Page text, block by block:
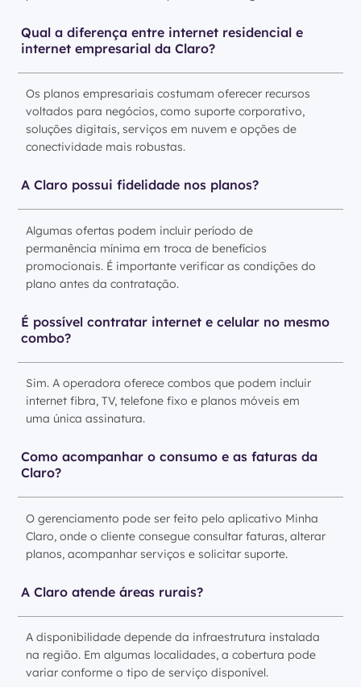
Qual a diferença entre internet residencial e
internet empresarial da Claro?
Os planos empresariais costumam oferecer recursos
voltados para negócios, como suporte corporativo,
soluções digitais, serviços em nuvem e opções de
conectividade mais robustas.
A Claro possui fidelidade nos planos?
Algumas ofertas podem incluir período de
permanência mínima em troca de benefícios
promocionais. É importante verificar as condições do
plano antes da contratação.
É possível contratar internet e celular no mesmo
combo?
Sim. A operadora oferece combos que podem incluir
internet fibra, TV, telefone fixo e planos móveis em
uma única assinatura.
Como acompanhar o consumo e as faturas da
Claro?
O gerenciamento pode ser feito pelo aplicativo Minha
Claro, onde o cliente consegue consultar faturas, alterar
planos, acompanhar serviços e solicitar suporte.
A Claro atende áreas rurais?
A disponibilidade depende da infraestrutura instalada
na região. Em algumas localidades, a cobertura pode
variar conforme o tipo de serviço disponível.